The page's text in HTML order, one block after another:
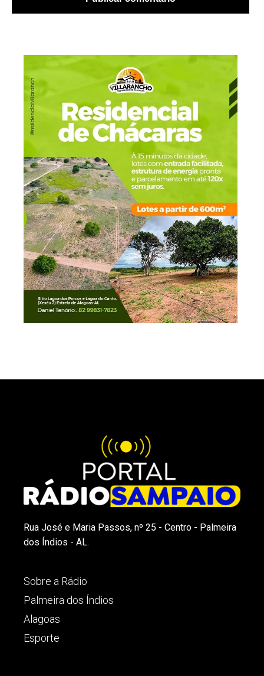
Rua José e Maria Passos, nº 25 - Centro - Palmeira
dos Índios - AL.
Sobre a Rádio
Palmeira dos Índios
Alagoas
Esporte